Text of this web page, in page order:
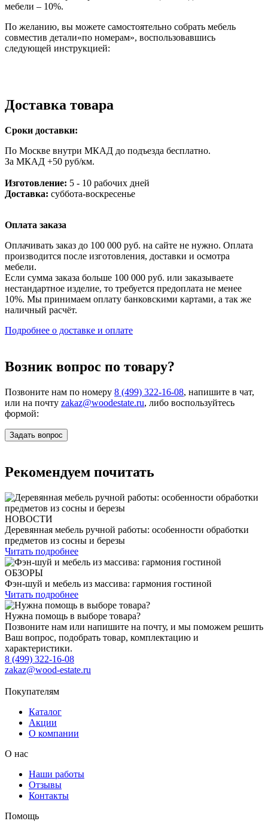
мебели – 10%.
По желанию, вы можете самостоятельно собрать мебель
совместив детали«по номерам», воспользовавшись
следующей инструкцией:
Доставка товара
Сроки доставки:
По Москве внутри МКАД до подъезда бесплатно.
За МКАД +50 руб/км.
Изготовление: 5 - 10 рабочих дней
Доставка: суббота-воскресенье
Оплата заказа
Оплачивать заказ до 100 000 руб. на сайте не нужно. Оплата
производится после изготовления, доставки и осмотра
мебели.
Если сумма заказа больше 100 000 руб. или заказываете
нестандартное изделие, то требуется предоплата не менее
10%. Мы принимаем оплату банковскими картами, а так же
наличный расчёт.
Подробнее о доставке и оплате
Возник вопрос по товару?
Позвоните нам по номеру 8 (499) 322-16-08, напишите в чат,
или на почту zakaz@woodestate.ru, либо воспользуйтесь
формой:
Задать вопрос
Рекомендуем почитать
НОВОСТИ
Деревянная мебель ручной работы: особенности обработки
предметов из сосны и березы
Читать подробнее
ОБЗОРЫ
Фэн-шуй и мебель из массива: гармония гостиной
Читать подробнее
Нужна помощь в выборе товара?
Позвоните нам или напишите на почту, и мы поможем решить
Ваш вопрос, подобрать товар, комплектацию и
характеристики.
8 (499) 322-16-08
zakaz@wood-estate.ru
Покупателям
Каталог
Акции
О компании
О нас
Наши работы
Отзывы
Контакты
Помощь